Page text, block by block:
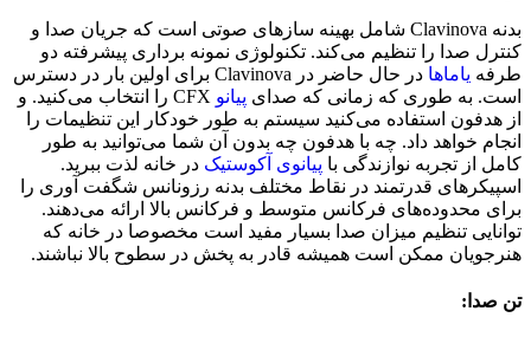
بدنه Clavinova شامل بهینه سازهای صوتی است که جریان صدا و
کنترل صدا را تنظیم می‌کند. تکنولوژی نمونه برداری پیشرفته دو
طرفه یاماها
در حال حاضر در Clavinova برای اولین بار در دسترس
است. به طوری که زمانی که صدای پیانو
CFX را انتخاب می‌کنید. و
از هدفون استفاده می‌کنید سیستم به طور خودکار این تنظیمات را
انجام خواهد داد. چه با هدفون چه بدون آن شما می‌توانید به طور
کامل از تجربه نوازندگی با پیانوی آکوستیک در خانه لذت ببرید.
اسپیکرهای قدرتمند در نقاط مختلف بدنه رزونانس شگفت آوری را
برای محدوده‌های فرکانس متوسط و فرکانس بالا ارائه می‌دهند.
توانایی تنظیم میزان صدا بسیار مفید است مخصوصا در خانه که
هنرجویان ممکن است همیشه قادر به پخش در سطوح بالا نباشند.
تن صدا: